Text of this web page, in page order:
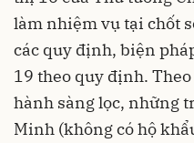
làm nhiệm vụ tại chốt
các quy định, biện
19 theo quy định.
hành sàng lọc, những
Minh (không có hộ